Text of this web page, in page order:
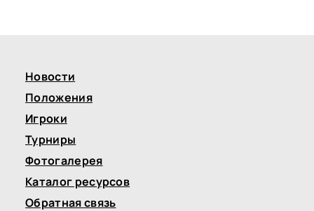
Новости
Положения
Игроки
Турниры
Фотогалерея
Каталог ресурсов
Обратная связь